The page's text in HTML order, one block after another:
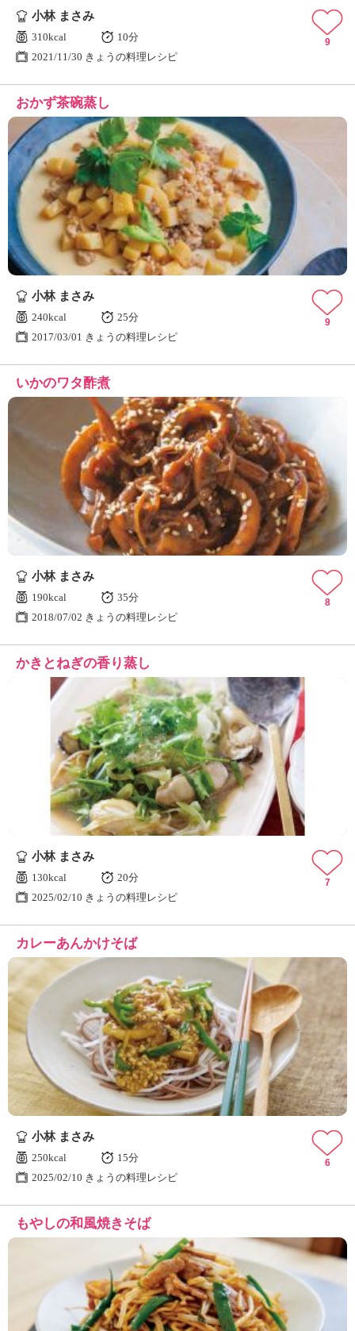
小林 まさみ
310kcal
10分
2021/11/30 きょうの料理レシピ
9
おかず茶碗蒸し
小林 まさみ
240kcal
25分
2017/03/01 きょうの料理レシピ
9
いかのワタ酢煮
小林 まさみ
190kcal
35分
2018/07/02 きょうの料理レシピ
8
かきとねぎの香り蒸し
小林 まさみ
130kcal
20分
2025/02/10 きょうの料理レシピ
7
カレーあんかけそば
小林 まさみ
250kcal
15分
2025/02/10 きょうの料理レシピ
6
もやしの和風焼きそば